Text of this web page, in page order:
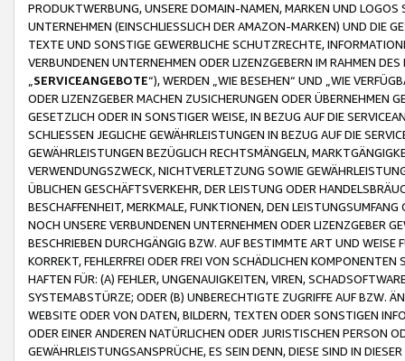
PRODUKTWERBUNG, UNSERE DOMAIN-NAMEN, MARKEN UND
UNTERNEHMEN (EINSCHLIESSLICH DER AMAZON-MARKEN) UND DIE
TEXTE UND SONSTIGE GEWERBLICHE SCHUTZRECHTE,
VERBUNDENEN UNTERNEHMEN ODER LIZENZGEBERN IM RAHMEN
SERVICEANGEBOTE“), WERDEN „WIE BESEHEN“ UND „WIE
ODER LIZENZGEBER MACHEN ZUSICHERUNGEN ODER ÜBERNEHMEN
GESETZLICH ODER IN SONSTIGER WEISE, IN BEZUG AUF DIE
SCHLIESSEN JEGLICHE GEWÄHRLEISTUNGEN IN BEZUG AUF DIE
GEWÄHRLEISTUNGEN BEZÜGLICH RECHTSMÄNGELN,
VERWENDUNGSZWECK, NICHTVERLETZUNG SOWIE
ÜBLICHEN GESCHÄFTSVERKEHR, DER LEISTUNG ODER
BESCHAFFENHEIT, MERKMALE, FUNKTIONEN, DEN
NOCH UNSERE VERBUNDENEN UNTERNEHMEN ODER LIZENZGEBER
BESCHRIEBEN DURCHGÄNGIG BZW. AUF BESTIMMTE ART UND
KORREKT, FEHLERFREI ODER FREI VON SCHÄDLICHEN
HAFTEN FÜR: (A) FEHLER, UNGENAUIGKEITEN, VIREN,
SYSTEMABSTÜRZE; ODER (B) UNBERECHTIGTE ZUGRIFFE AUF BZW.
WEBSITE ODER VON DATEN, BILDERN, TEXTEN ODER SONSTIGEN
ODER EINER ANDEREN NATÜRLICHEN ODER JURISTISCHEN PERSON
GEWÄHRLEISTUNGSANSPRÜCHE, ES SEIN DENN, DIESE SIND IN